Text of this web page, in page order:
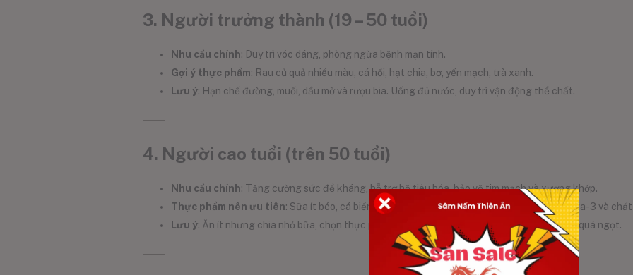
3. Người trưởng thành (19 – 50 tuổi)
Nhu cầu chính: Duy trì vóc dáng, phòng ngừa bệnh mạn tính.
Gợi ý thực phẩm: Rau củ quả nhiều màu, cá hồi, hạt chia, bơ, yến mạch, trà xanh.
Lưu ý: Hạn chế đường, muối, dầu mỡ và rượu bia. Uống đủ nước, duy trì vận động thể chất.
4. Người cao tuổi (trên 50 tuổi)
Nhu cầu chính: Tăng cường sức đề kháng, hỗ trợ hệ tiêu hóa, bảo vệ tim mạch và xương khớp.
Thực phẩm nên ưu tiên: Sữa ít béo, cá biển, rau xanh, trái cây mềm, thực phẩm giàu omega-3 và
Lưu ý: Ăn ít nhưng chia nhỏ bữa, chọn thực phẩm dễ tiêu hóa, tránh thức ăn quá mặn hoặc quá ngọt.